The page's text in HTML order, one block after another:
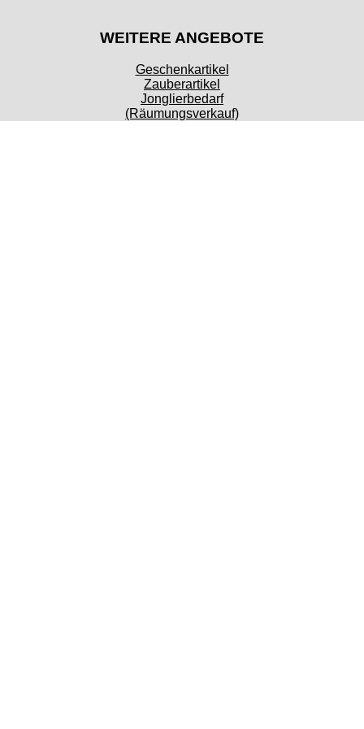
WEITERE ANGEBOTE
Geschenkartikel
Zauberartikel
Jonglierbedarf
(Räumungsverkauf)